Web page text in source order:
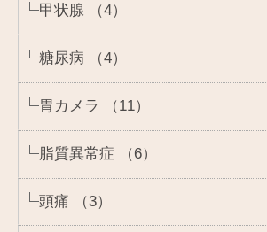
甲状腺 （4）
糖尿病 （4）
胃カメラ （11）
脂質異常症 （6）
頭痛 （3）